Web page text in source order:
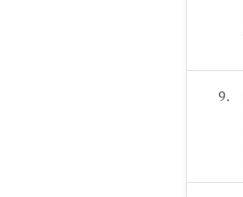
9.